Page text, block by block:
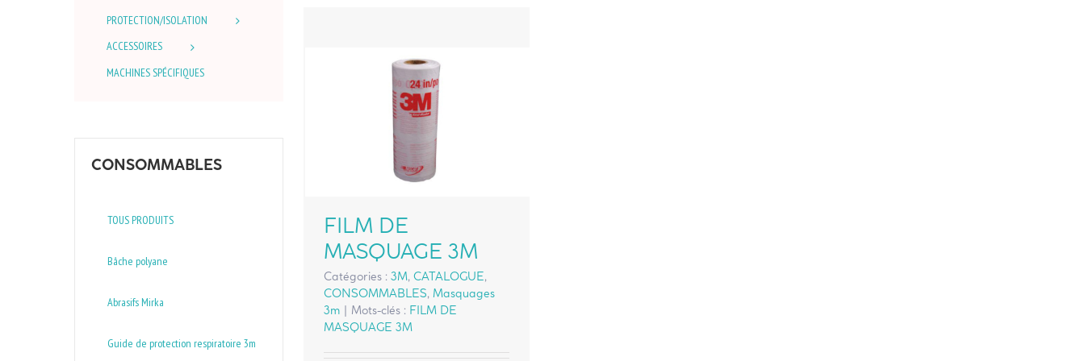
FILM DE
MASQUAGE 3M
Catégories :3M,CATALOGUE,
CONSOMMABLES, Masquages
3m
Mots-clés : FILM DE
MASQUAGE 3M
PROTECTION/ISOLATION
ACCESSOIRES
MACHINES SPÉCIFIQUES
CONSOMMABLES
TOUS PRODUITS
Bâche polyane
Abrasifs Mirka
Guide de protection respiratoire 3m